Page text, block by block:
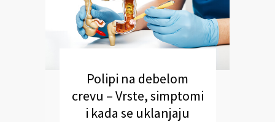
Polipi na debelom
crevu – Vrste, simptomi
i kada se uklanjaju